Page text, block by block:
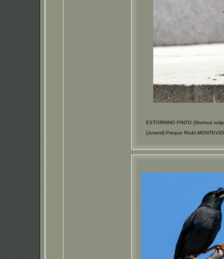
ESTORNINO PINTO (Sturnus
(Juvenil) Parque Rodó-